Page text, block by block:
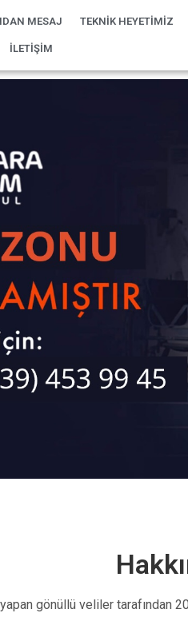
MESAJ TEKNİK HEYETİMİZ
İLETİŞİM
gönüllü veliler